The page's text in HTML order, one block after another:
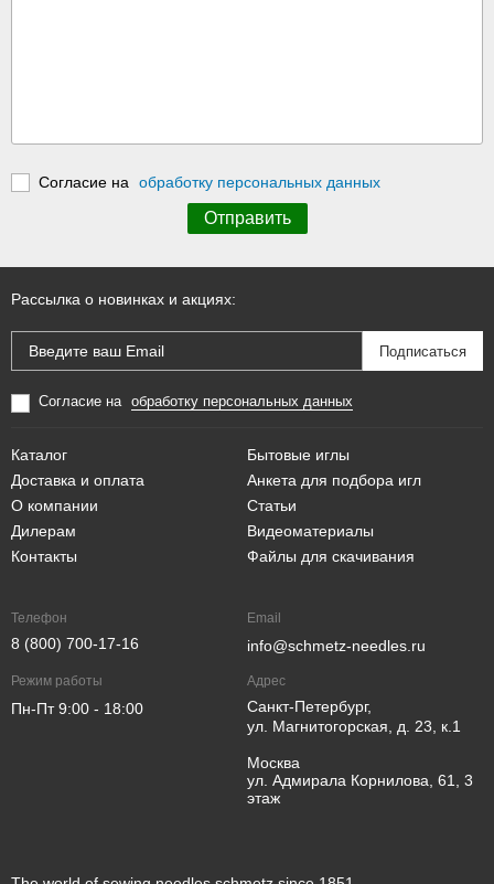
Согласие на обработку персональных данных
Рассылка о новинках и акциях:
Согласие на обработку персональных данных
Каталог
Доставка и оплата
О компании
Дилерам
Контакты
Бытовые иглы
Анкета для подбора игл
Статьи
Видеоматериалы
Файлы для скачивания
Телефон
8 (800) 700-17-16
Email
info@schmetz-needles.ru
Режим работы
Пн-Пт 9:00 - 18:00
Адрес
Санкт-Петербург,
ул. Магнитогорская, д. 23, к.1
Москва
ул. Адмирала Корнилова, 61, 3
этаж